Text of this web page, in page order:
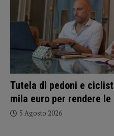
Tutela di pedoni e
mila euro per rendere
5 Agosto 2026